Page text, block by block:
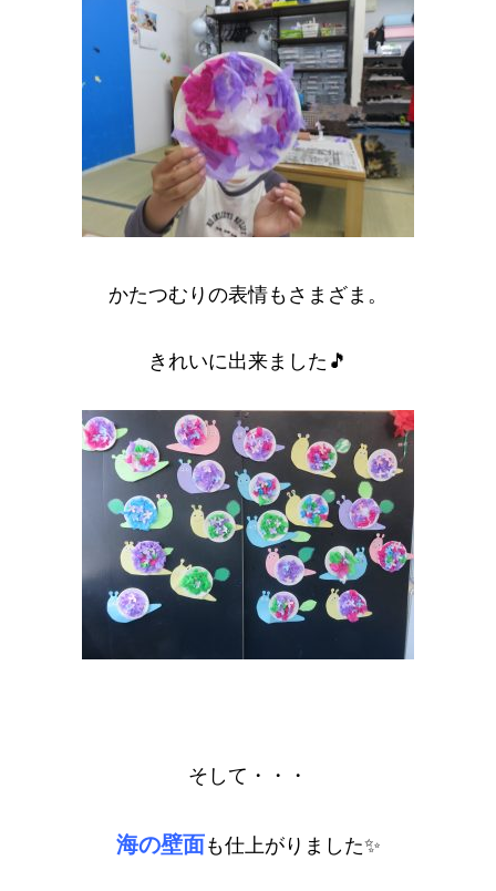
かたつむりの表情もさまざま。
きれいに出来ました🎵
そして・・・
海の壁面も仕上がりました✨